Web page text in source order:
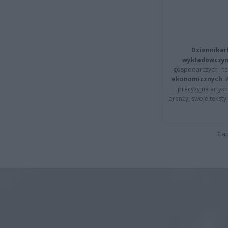
gospodarczych i
ekonomicznych.
precyzyjne
branży, swoje